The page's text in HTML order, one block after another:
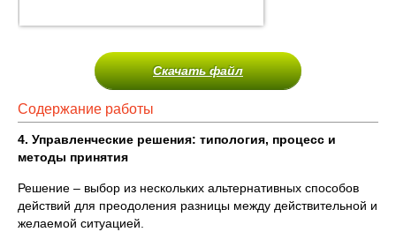
Скачать файл
Содержание работы
4. Управленческие решения: типология, процесс и
методы принятия
Решение – выбор из нескольких альтернативных способов
действий для преодоления разницы между действительной и
желаемой ситуацией.